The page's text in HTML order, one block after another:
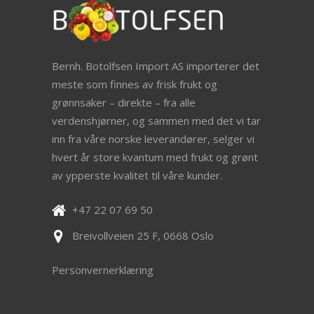
Bernh. Botolfsen Import AS importerer det
meste som finnes av frisk frukt og
grønnsaker – direkte – fra alle
verdenshjørner, og sammen med det vi tar
inn fra våre norske leverandører, selger vi
hvert år store kvantum med frukt og grønt
av ypperste kvalitet til våre kunder.
+47 22 07 69 50
Breivollveien 25 F, 0668 Oslo
Personvernerklæring